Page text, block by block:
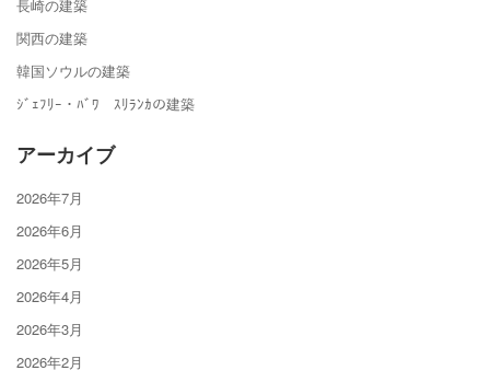
長崎の建築
関西の建築
韓国ソウルの建築
ｼﾞｪﾌﾘｰ・ﾊﾞﾜ ｽﾘﾗﾝｶの建築
アーカイブ
2026年7月
2026年6月
2026年5月
2026年4月
2026年3月
2026年2月